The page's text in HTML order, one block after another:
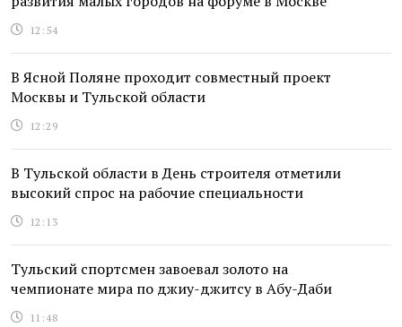
12:54
В Ясной Поляне проходит совместный проект
Москвы и Тульской области
12:29
В Тульской области в День строителя отметили
высокий спрос на рабочие специальности
12:13
Тульский спортсмен завоевал золото на
чемпионате мира по джиу-джитсу в Абу-Даби
11:48